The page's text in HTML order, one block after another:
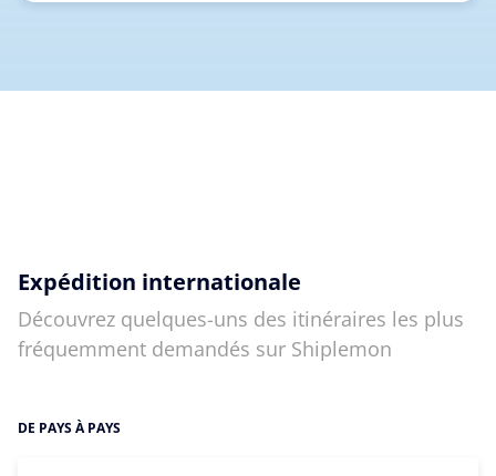
Expédition internationale
Découvrez quelques-uns des itinéraires les plus
fréquemment demandés sur Shiplemon
DE PAYS À PAYS